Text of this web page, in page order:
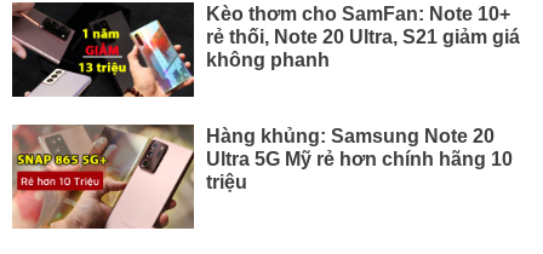
Kèo thơm cho SamFan: Note 10+
rẻ thối, Note 20 Ultra, S21 giảm giá
không phanh
Hàng khủng: Samsung Note 20
Ultra 5G Mỹ rẻ hơn chính hãng 10
triệu